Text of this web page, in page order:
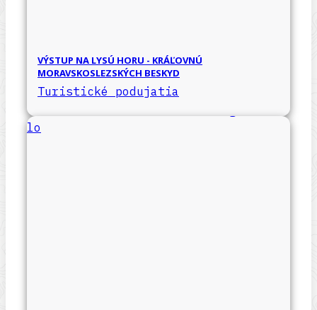
VÝSTUP NA LYSÚ HORU - KRÁĽOVNÚ
MORAVSKOSLEZSKÝCH BESKYD
Turistické podujatia